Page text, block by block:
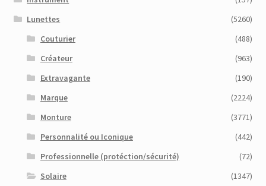
Lunettes
(5260)
Couturier
(488)
Créateur
(963)
Extravagante
(190)
Marque
(2224)
Monture
(3771)
Personnalité ou Iconique
(442)
Professionnelle (protéction/sécurité)
(72)
Solaire
(1347)